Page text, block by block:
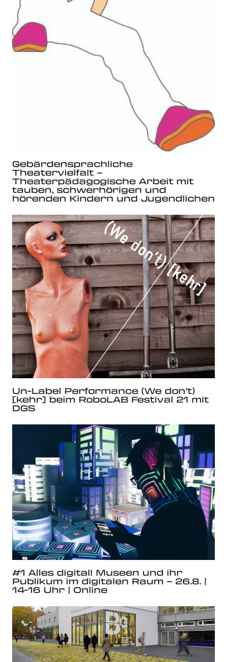
Gebärdensprachliche
Theatervielfalt –
Theaterpädagogische Arbeit mit
tauben, schwerhörigen und
hörenden Kindern und Jugendlichen
Un-Label Performance (We don’t)
[kehr] beim RoboLAB Festival 21 mit
DGS
#1 Alles digital! Museen und ihr
Publikum im digitalen Raum – 26.8. |
14-16 Uhr | Online